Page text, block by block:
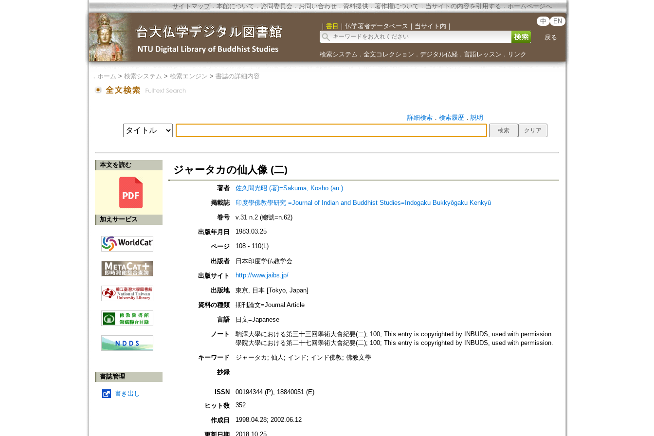
サイトマップ．本館について ． 諮問委員会． お問い合わせ． 資料提供． 著作権について．当サイトの内容を引用する ． ホームページへ
｜ 書目 ｜ 仏学著者データベース ｜ 当サイト内 ｜
中 EN
戻る
検索システム ． 全文コレクション ． デジタル仏経． 言語レッスン ． リンク
． ホーム > 検索システム > 検索エンジン > 書誌の詳細内容
詳細検索． 検索履歴． 説明
本文を読む
加えサービス
書誌管理
書き出し
ジャータカの仙人像 (二)
著者
佐久間光昭 (著)=Sakuma, Kosho (au.)
掲載誌
印度學佛教學研究 =Journal of Indian and Buddhist Studies=Indogaku Bukkyōgaku Kenkyū
巻号
v.31 n.2 (總號=n.62)
出版年月日
1983.03.25
ページ 108 - 110(L)
出版者
日本印度学仏教学会
出版サイト
http://www.jaibs.jp/
出版地
東京, 日本 [Tokyo, Japan]
資料の種類
期刊論文=Journal Article
言語
日文=Japanese
ノート
駒澤大學における第三十三回學術大會紀要(二); 100; This entry is copyrighted by INBUDS, used with permission.
學院大學における第二十七回學術大會紀要(二); 100; This entry is copyrighted by INBUDS, used with permission.
キーワード
ジャータカ; 仙人; インド; インド佛教; 佛教文學
抄録
ISSN
00194344 (P); 18840051 (E)
ヒット数
352
作成日 1998.04.28; 2002.06.12
2018.10.25